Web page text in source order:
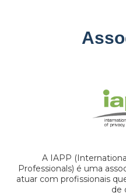
A IAPP
Professionals) é uma
atuar com profissionais
de